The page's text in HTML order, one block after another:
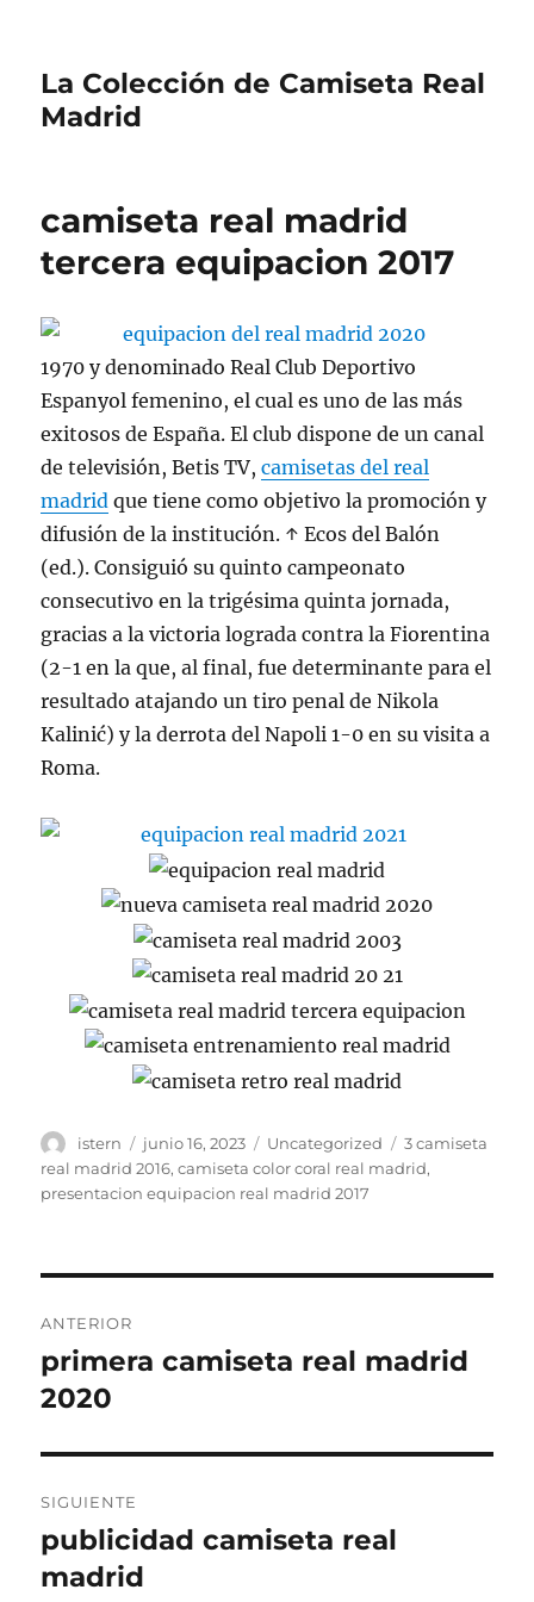
La Colección de Camiseta Real
Madrid
camiseta real madrid
tercera equipacion 2017
1970 y denominado Real Club Deportivo
Espanyol femenino, el cual es uno de las más
exitosos de España. El club dispone de un canal
de televisión, Betis TV,camisetas del real
madrid que tiene como objetivo la promoción y
difusión de la institución. ↑ Ecos del Balón
(ed.). Consiguió su quinto campeonato
consecutivo en la trigésima quinta jornada,
gracias a la victoria lograda contra la Fiorentina
(2-1 en la que, al final, fue determinante para el
resultado atajando un tiro penal de Nikola
Kalinić) y la derrota del Napoli 1-0 en su visita a
Roma.
Autor
istern
Publicado
el
junio 16, 2023 Categorías
Uncategorized Etiquetas
3 camiseta
real madrid 2016,camiseta color coral real madrid,
presentacion equipacion real madrid 2017
de
entradas
ANTERIOR
Entrada
anterior:
primera camiseta real madrid
2020
SIGUIENTE
Entrada
siguiente:
publicidad camiseta real
madrid